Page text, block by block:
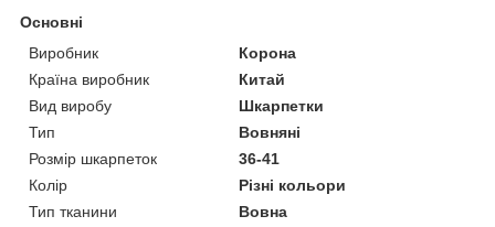
Основні
Виробник
Корона
Країна виробник
Китай
Вид виробу
Шкарпетки
Тип
Вовняні
Розмір шкарпеток
36-41
Колір
Різні кольори
Тип тканини
Вовна